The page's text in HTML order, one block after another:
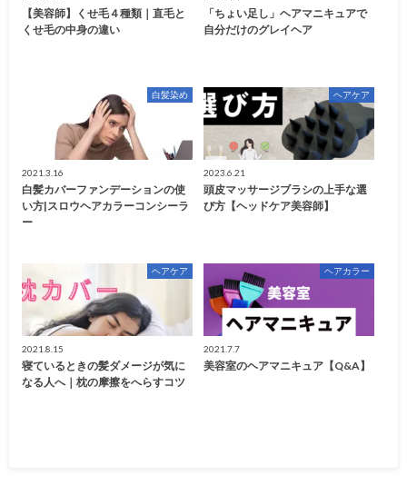
【美容師】くせ毛４種類｜直毛と
くせ毛の中身の違い
「ちょい足し」ヘアマニキュアで
自分だけのグレイヘア
白髪染め
2021.3.16
白髪カバーファンデーションの使
い方|スロウヘアカラーコンシーラ
ー
ヘアケア
2023.6.21
頭皮マッサージブラシの上手な選
び方【ヘッドケア美容師】
ヘアケア
2021.8.15
寝ているときの髪ダメージが気に
なる人へ｜枕の摩擦をへらすコツ
ヘアカラー
2021.7.7
美容室のヘアマニキュア【Q&A】